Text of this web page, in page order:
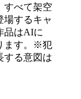
すべて架空
するキャ
品はAIに
ます。※犯
する意図は